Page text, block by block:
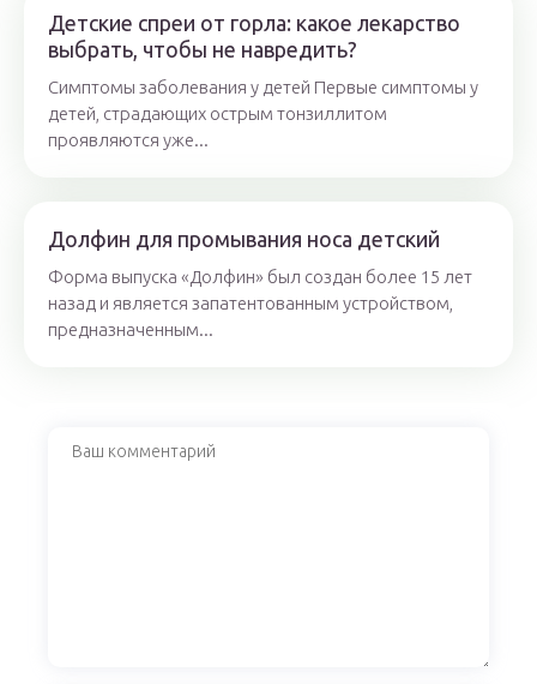
Детские спреи от горла: какое лекарство
выбрать, чтобы не навредить?
Симптомы заболевания у детей Первые симптомы у
детей, страдающих острым тонзиллитом
проявляются уже...
Долфин для промывания носа детский
Форма выпуска «Долфин» был создан более 15 лет
назад и является запатентованным устройством,
предназначенным...